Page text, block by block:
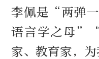
李佩是“两弹
语言学之母
家、教育家，